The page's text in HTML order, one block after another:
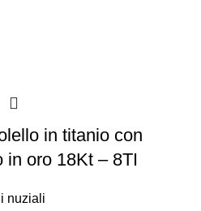
in titanio con
in oro 18Kt – 8TI
nuziali